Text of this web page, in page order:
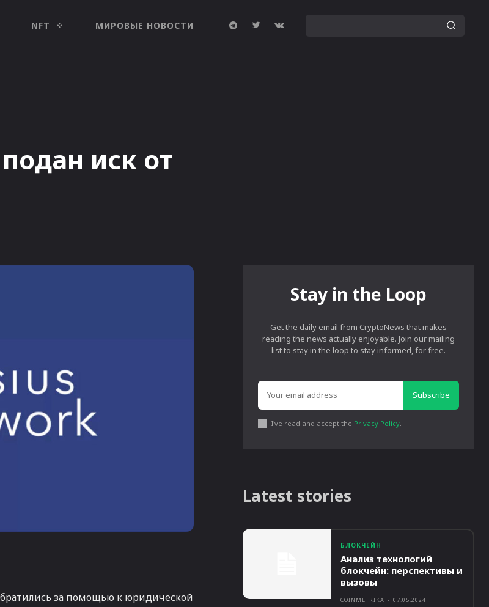
NFT МИРОВЫЕ НОВОСТИ
иск от
за помощью к юридической
Stay in the Loop
Get the daily email from CryptoNews that makes
reading the news actually enjoyable. Join our mailing
list to stay in the loop to stay informed, for free.
Subscribe
I've read and accept the Privacy Policy.
Latest stories
БЛОКЧЕЙН
Анализ технологий
блокчейн: перспективы и
вызовы
COINMETRIKA - 07.05.2024